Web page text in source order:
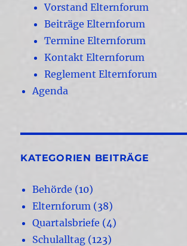
Vorstand Elternforum
Beiträge Elternforum
Termine Elternforum
Kontakt Elternforum
Reglement Elternforum
Agenda
KATEGORIEN BEITRÄGE
Behörde (10)
Elternforum (38)
Quartalsbriefe (4)
Schulalltag (123)